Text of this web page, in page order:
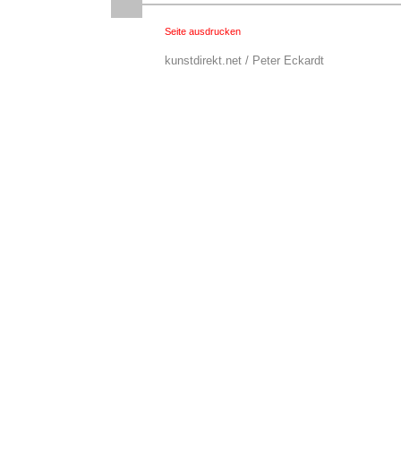
Seite ausdrucken
kunstdirekt.net / Peter Eckardt